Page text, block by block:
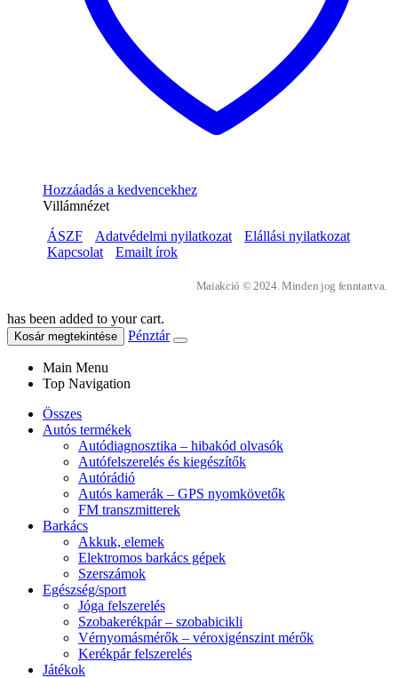
Hozzáadás a kedvencekhez
Villámnézet
ÁSZF
Adatvédelmi nyilatkozat
Elállási nyilatkozat
Kapcsolat
Emailt írok
Maiakció © 2024. Minden jog fenntartva.
has been added to your cart.
Kosár megtekintése Pénztár
Main Menu
Top Navigation
Összes
Autós termékek
Autódiagnosztika – hibakód olvasók
Autófelszerelés és kiegészítők
Autórádió
Autós kamerák – GPS nyomkövetők
FM transzmitterek
Barkács
Akkuk, elemek
Elektromos barkács gépek
Szerszámok
Egészség/sport
Jóga felszerelés
Szobakerékpár – szobabicikli
Vérnyomásmérők – véroxigénszint mérők
Kerékpár felszerelés
Játékok